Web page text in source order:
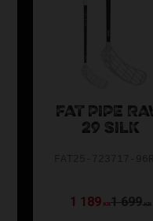
FAT PIPE
29 SILK
1 189KR1 699KR